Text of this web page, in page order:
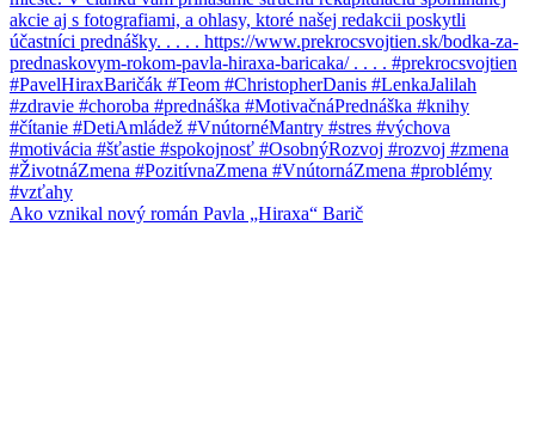
Ako vznikal nový román Pavla „Hiraxa“ Barič